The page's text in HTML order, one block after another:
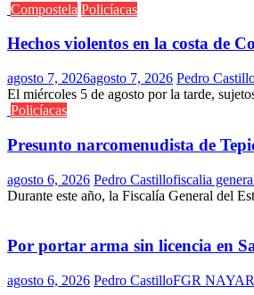
Compostela Policíacas
Hechos violentos en la costa de
agosto 7, 2026agosto 7, 2026 Pedro
El miércoles 5 de agosto por la tarde,
Policíacas
Presunto narcomenudista de
agosto 6, 2026 Pedro Castillofiscalia
Durante este año, la Fiscalía General del
Por portar arma sin licencia en
agosto 6, 2026 Pedro CastilloFGR